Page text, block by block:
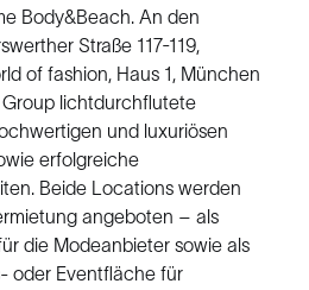
Body&Beach. An den
Straße 117-119,
of fashion, Haus 1, München
lichtdurchflutete
und luxuriösen
erfolgreiche
Beide Locations werden
angeboten – als
die Modeanbieter sowie als
oder Eventfläche für